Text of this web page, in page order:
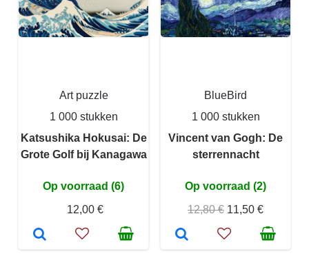
Art puzzle
1 000 stukken
Katsushika Hokusai: De
Grote Golf bij Kanagawa
Op voorraad (6)
12,00 €
BlueBird
1 000 stukken
Vincent van Gogh: De
sterrennacht
Op voorraad (2)
12,80 € 11,50 €